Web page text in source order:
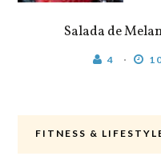
Salada de
4
FITNESS &